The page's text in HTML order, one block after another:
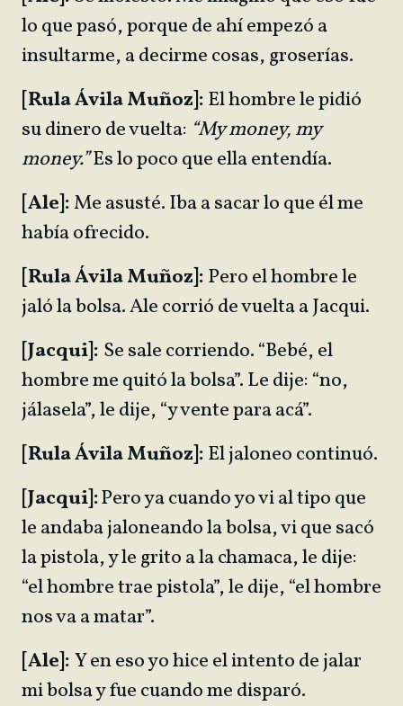
lo que pasó, porque de ahí empezó a
insultarme, a decirme cosas, groserías.
[Rula Ávila Muñoz]:El hombre le pidió
su dinero de vuelta: “My money, my
money.”Es lo poco que ella entendía.
[Ale]:Me asusté. Iba a sacar lo que él me
había ofrecido.
[Rula Ávila Muñoz]:Pero el hombre le
jaló la bolsa. Ale corrió de vuelta a Jacqui.
[Jacqui]: Se sale corriendo. “Bebé, el
hombre me quitó la bolsa”. Le dije: “no,
jálasela”, le dije, “y vente para acá”.
[Rula Ávila Muñoz]:El jaloneo continuó.
[Jacqui]:Pero ya cuando yo vi al tipo que
le andaba jaloneando la bolsa, vi que sacó
la pistola, y le grito a la chamaca, le dije:
“el hombre trae pistola”, le dije, “el hombre
nos va a matar”.
[Ale]:Y en eso yo hice el intento de jalar
mi bolsa y fue cuando me disparó.